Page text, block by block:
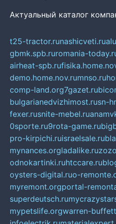
Актуальный каталог
t25-tractor.runashicveti.ru
gbmk.spb.ruromania-
airheat-spb.ru
demo.home.nov.rumnso.ru
comp-land.org7gazet.ru
bulgarianedvizhimost.rusn-
fexer.rusnite-mebel.ru
0sporte.ru9rota-game.ru
pro-kirpichi.ruisraelsale.ru
mynances.orgladalike.ru
odnokartinki.ruhtccare.ru
oysters-digital.ruo-
myremont.orgportal-
superdeutsch.ru
mypetslife.orgwarren-